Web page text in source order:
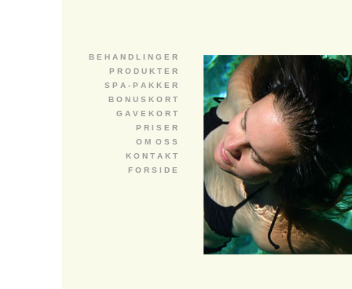
B E H A N D L I N G E R
P R O D U K T E R
S P A - P A K K E R
B O N U S K O R T
G A V E K O R T
P R I S E R
O M O S S
K O N T A K T
F O R S I D E